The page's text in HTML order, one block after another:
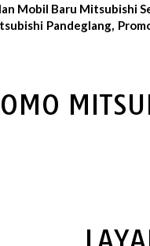
Mobil Baru Mitsubishi
Pandeglang,